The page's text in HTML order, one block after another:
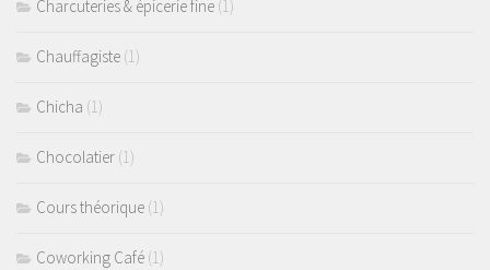
Charcuteries & épicerie fine (1)
Chauffagiste (1)
Chicha (1)
Chocolatier (1)
Cours théorique (1)
Coworking Café (1)